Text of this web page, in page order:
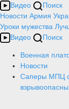
Видео
Поиск
Новости Армия
Уроки мужества
Видео
Поиск
Военная
Новости
Саперы МПЦ